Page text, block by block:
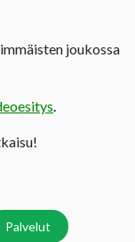
joukossa
.
Palvelut